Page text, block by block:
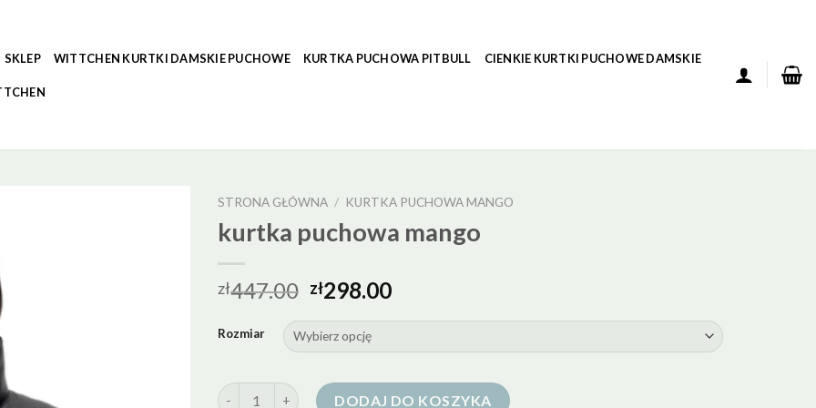
SKLEP WITTCHEN KURTKI DAMSKIE PUCHOWE KURTKA PUCHOWA PITBULL CIENKIE KURTKI PUCHOWE DAMSKIE
STRONA GŁÓWNA / KURTKA PUCHOWA MANGO
kurtka puchowa mango
zł447.00 zł298.00
Rozmiar
ilość kurtka puchowa mangoDODAJ DO KOSZYKA